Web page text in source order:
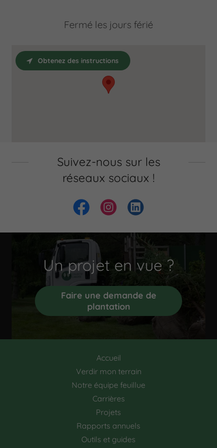
Fermé les jours férié
Obtenez des instructions
Suivez-nous sur les
réseaux sociaux !
Un projet en vue ?
Faire une demande de
plantation
Accueil
Verdir mon terrain
Notre équipe feuillue
Carrières
Projets
Rapports annuels
Outils et guides